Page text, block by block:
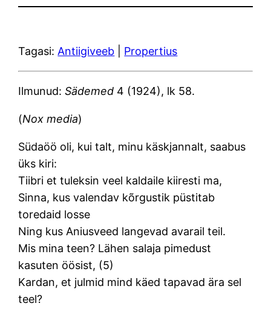
Tagasi: Antiigiveeb Propertius
Ilmunud:Sädemed 4 (1924), lk 58.
(Nox media)
Südaöö oli, kui talt, minu käskjannalt, saabus
üks kiri:
Tiibri et tuleksin veel kaldaile kiiresti ma,
Sinna, kus valendav kõrgustik püstitab
toredaid losse
Ning kus Aniusveed langevad avarail teil.
Mis mina teen? Lähen salaja pimedust
kasuten öösist, (5)
Kardan, et julmid mind käed tapavad ära sel
teel?